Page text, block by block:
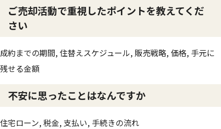
ご売却活動で重視したポイントを教えてくだ
さい
成約までの期間, 住替えスケジュール, 販売戦略, 価格, 手元に
残せる金額
不安に思ったことはなんですか
住宅ローン, 税金, 支払い, 手続きの流れ